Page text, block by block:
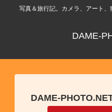
写真＆旅行記。カメラ、アート、
DAME-
DAME-